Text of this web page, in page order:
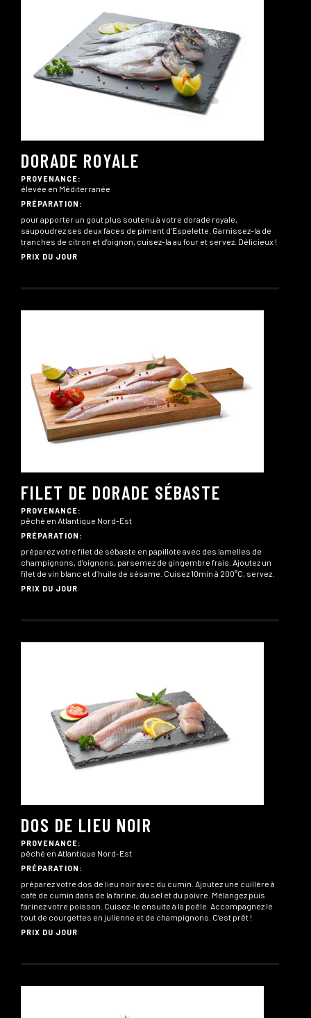
DORADE ROYALE
PROVENANCE:
élevée en Méditerranée
PRÉPARATION:
pour apporter un gout plus soutenu à votre dorade royale,
saupoudrez ses deux faces de piment d’Espelette. Garnissez-la de
tranches de citron et d’oignon, cuisez-la au four et servez. Délicieux !
PRIX DU JOUR
FILET DE DORADE SÉBASTE
PROVENANCE:
pêché en Atlantique Nord-Est
PRÉPARATION:
préparez votre filet de sébaste en papillote avec des lamelles de
champignons, d’oignons, parsemez de gingembre frais. Ajoutez un
filet de vin blanc et d’huile de sésame. Cuisez 10min à 200°C, servez.
PRIX DU JOUR
DOS DE LIEU NOIR
PROVENANCE:
pêché en Atlantique Nord-Est
PRÉPARATION:
préparez votre dos de lieu noir avec du cumin. Ajoutez une cuillère à
café de cumin dans de la farine, du sel et du poivre. Mélangez puis
farinez votre poisson. Cuisez-le ensuite à la poêle. Accompagnez le
tout de courgettes en julienne et de champignons. C’est prêt !
PRIX DU JOUR